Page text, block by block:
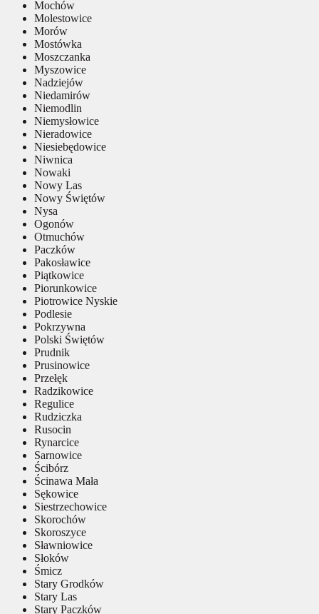
Mochów
Molestowice
Morów
Mostówka
Moszczanka
Myszowice
Nadziejów
Niedamirów
Niemodlin
Niemysłowice
Nieradowice
Niesiebędowice
Niwnica
Nowaki
Nowy Las
Nowy Świętów
Nysa
Ogonów
Otmuchów
Paczków
Pakosławice
Piątkowice
Piorunkowice
Piotrowice Nyskie
Podlesie
Pokrzywna
Polski Świętów
Prudnik
Prusinowice
Przełęk
Radzikowice
Regulice
Rudziczka
Rusocin
Rynarcice
Sarnowice
Ścibórz
Ścinawa Mała
Sękowice
Siestrzechowice
Skorochów
Skoroszyce
Sławniowice
Słoków
Śmicz
Stary Grodków
Stary Las
Stary Paczków